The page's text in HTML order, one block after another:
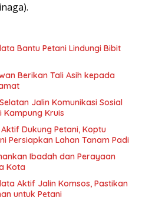
Bantu Petani Lindungi Bibit
Berikan Tali Asih kepada
Jalin Komunikasi Sosial
Kampung Kruis
Dukung Petani, Koptu
Persiapkan Lahan Tanam Padi
Ibadah dan Perayaan
Kota
Aktif Jalin Komsos, Pastikan
untuk Petani